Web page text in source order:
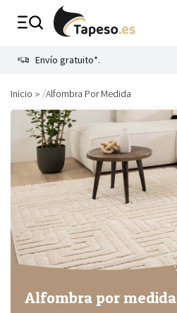
Envío gratuito*.
Inicio /Alfombra Por Medida
Alfombra por medida